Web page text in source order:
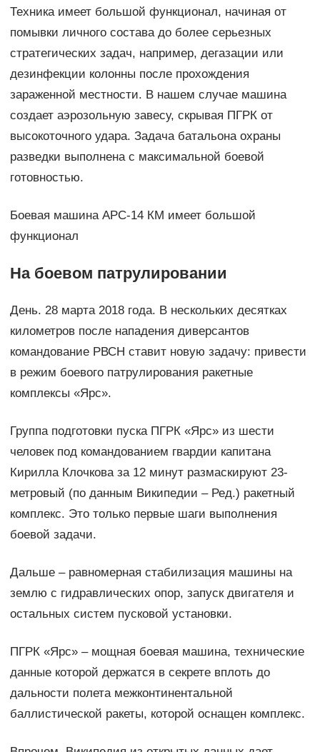
Техника имеет большой функционал, начиная от
помывки личного состава до более серьезных
стратегических задач, например, дегазации или
дезинфекции колонны после прохождения
зараженной местности. В нашем случае машина
создает аэрозольную завесу, скрывая ПГРК от
высокоточного удара. Задача батальона охраны
разведки выполнена с максимальной боевой
готовностью.
Боевая машина АРС-14 КМ имеет большой
функционал
На боевом патрулировании
День. 28 марта 2018 года. В нескольких десятках
километров после нападения диверсантов
командование РВСН ставит новую задачу: привести
в режим боевого патрулирования ракетные
комплексы «Ярс».
Группа подготовки пуска ПГРК «Ярс» из шести
человек под командованием гвардии капитана
Кирилла Клочкова за 12 минут размаскируют 23-
метровый (по данным Википедии – Ред.) ракетный
комплекс. Это только первые шаги выполнения
боевой задачи.
Дальше – равномерная стабилизация машины на
землю с гидравлических опор, запуск двигателя и
остальных систем пусковой установки.
ПГРК «Ярс» – мощная боевая машина, технические
данные которой держатся в секрете вплоть до
дальности полета межконтинентальной
баллистической ракеты, которой оснащен комплекс.